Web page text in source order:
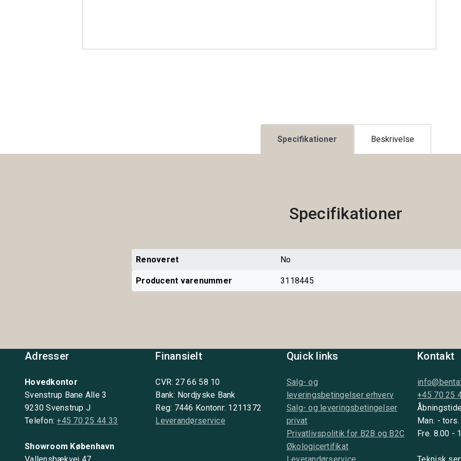
Specifikationer Beskrivelse
Specifikationer
Renoveret No
Producent varenummer 3118445
Adresser
Hovedkontor
Svenstrup Bane Alle 3
9230 Svenstrup J
Telefon:+45 70 25 44 33
Showroom København
Finansielt
CVR: 27 66 58 10
Bank: Nordjyske Bank
Reg: 7446 Kontonr: 1211372
Leverandørservice
Quick links
Salg- og
leveringsbetingelser erhverv
Salg- og leveringsbetingelser
privat
Privatlivspolitik for B2B og B2C
Økologicertifikat
Kontakt
+45 70 25
Man. -
Fre. 8.00 -